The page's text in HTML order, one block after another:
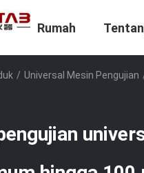
Rumah
/ Universal Mesin Pengujian